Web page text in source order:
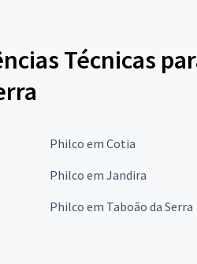
Técnicas
Philco em Cotia
Philco em Jandira
Philco em Taboão da Serra